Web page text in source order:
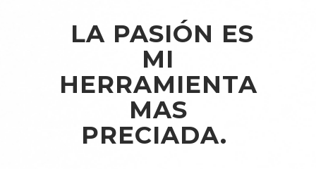
LA PASIÓN ES
MI
HERRAMIENTA
MAS
PRECIADA.